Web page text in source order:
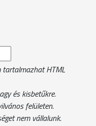
tartalmazhat HTML
és kisbetűkre.
felületen.
nem vállalunk.